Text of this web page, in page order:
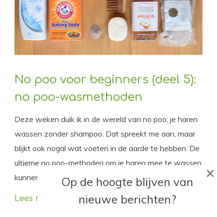
No poo voor beginners (deel 5):
no poo-wasmethoden
Deze weken duik ik in de wereld van no poo, je haren
wassen zonder shampoo. Dat spreekt me aan, maar
blijkt ook nogal wat voeten in de aarde te hebben. De
ultieme no poo-methoden om je haren mee te wassen
kunnen nog wel een nadere toelichting gebruiken.
Lees meer
Op de hoogte blijven van
nieuwe berichten?
×